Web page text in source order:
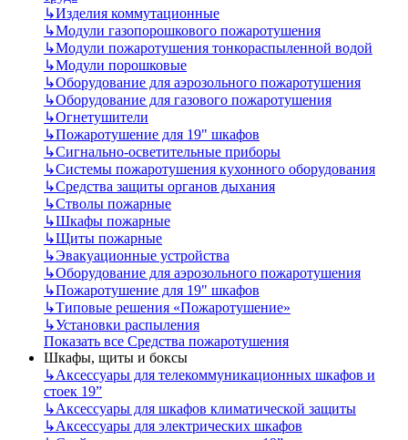
↳Изделия коммутационные
↳Модули газопорошкового пожаротушения
↳Модули пожаротушения тонкораспыленной водой
↳Модули порошковые
↳Оборудование для аэрозольного пожаротушения
↳Оборудование для газового пожаротушения
↳Огнетушители
↳Пожаротушение для 19" шкафов
↳Сигнально-осветительные приборы
↳Системы пожаротушения кухонного оборудования
↳Средства защиты органов дыхания
↳Стволы пожарные
↳Шкафы пожарные
↳Щиты пожарные
↳Эвакуационные устройства
↳Оборудование для аэрозольного пожаротушения
↳Пожаротушение для 19" шкафов
↳Типовые решения «Пожаротушение»
↳Установки распыления
Показать все Средства пожаротушения
Шкафы, щиты и боксы
↳Аксессуары для телекоммуникационных шкафов и
стоек 19”
↳Аксессуары для шкафов климатической защиты
↳Аксессуары для электрических шкафов